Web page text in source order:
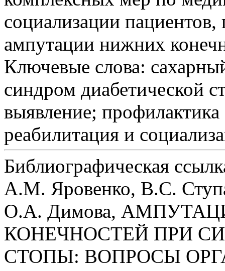
социализации
ампутации нижних
Ключевые слова:
синдром диабетической
выявление;
реабилитация и
Библиографическая
А.М. Яровенко, В.С.
О.А. Димова,
КОНЕЧНОСТЕЙ ПРИ
СТОПЫ: ВОПРОСЫ